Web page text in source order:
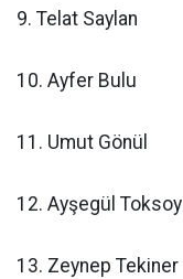
9. Telat Saylan
10. Ayfer Bulu
11. Umut Gönül
12. Ayşegül Toksoy
13. Zeynep Tekiner